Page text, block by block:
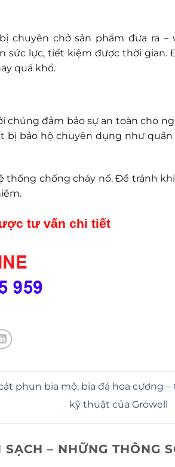
chuyên chở sản phẩm đưa ra –
sức lực, tiết kiệm được thời gian.
quá khổ.
chúng đảm bảo sự an toàn cho
bị bảo hộ chuyên dụng như quần
thống chống cháy nổ. Để tránh
tư vấn chi tiết
phun bia mộ, bia đá hoa cương –
kỹ thuật của Growell
– NHỮNG THÔNG